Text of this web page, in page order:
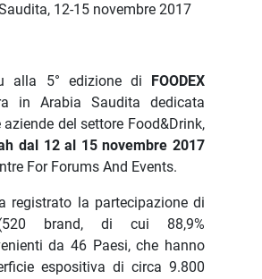
12-15 novembre 2017
alla 5° edizione di
FOODEX
in Arabia Saudita dedicata
del settore Food&Drink,
dal 12 al 15 novembre 2017
For Forums And Events.
registrato la partecipazione di
brand, di cui 88,9%
da 46 Paesi, che hanno
espositiva di circa 9.800